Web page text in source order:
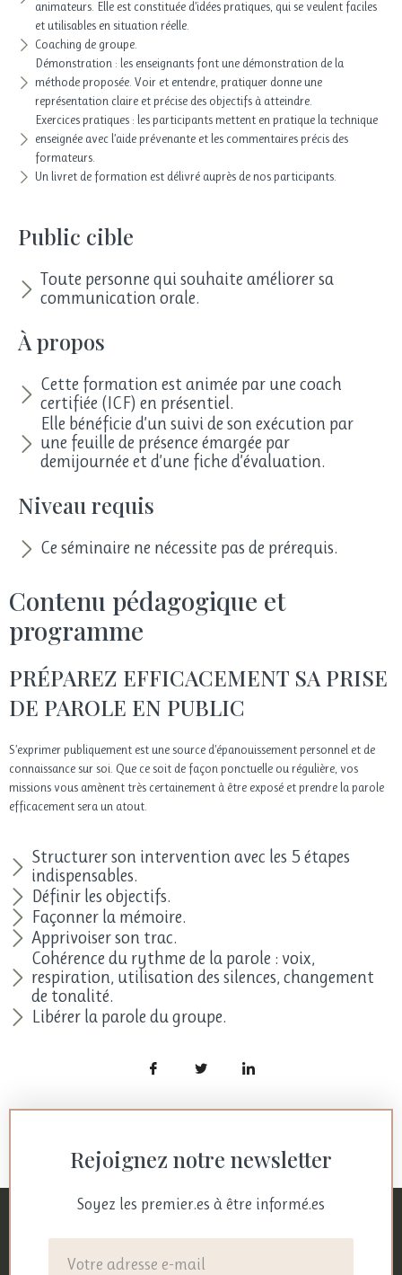
animateurs. Elle est constituée d’idées pratiques, qui se veulent faciles
et utilisables en situation réelle.
Coaching de groupe.
Démonstration : les enseignants font une démonstration de la
méthode proposée. Voir et entendre, pratiquer donne une
représentation claire et précise des objectifs à atteindre.
Exercices pratiques : les participants mettent en pratique la technique
enseignée avec l’aide prévenante et les commentaires précis des
formateurs.
Un livret de formation est délivré auprès de nos participants.
Public cible
Toute personne qui souhaite améliorer sa
communication orale.
À propos
Cette formation est animée par une coach
certifiée (ICF) en présentiel.
Elle bénéficie d’un suivi de son exécution par
une feuille de présence émargée par
demijournée et d’une fiche d’évaluation.
Niveau requis
Ce séminaire ne nécessite pas de prérequis.
Contenu pédagogique et
programme
PRÉPAREZ EFFICACEMENT SA PRISE
DE PAROLE EN PUBLIC
S’exprimer publiquement est une source d’épanouissement personnel et de
connaissance sur soi. Que ce soit de façon ponctuelle ou régulière, vos
missions vous amènent très certainement à être exposé et prendre la parole
efficacement sera un atout.
Structurer son intervention avec les 5 étapes
indispensables.
Définir les objectifs.
Façonner la mémoire.
Apprivoiser son trac.
Cohérence du rythme de la parole : voix,
respiration, utilisation des silences, changement
de tonalité.
Libérer la parole du groupe.
Rejoignez notre newsletter
Soyez les premier.es à être informé.es